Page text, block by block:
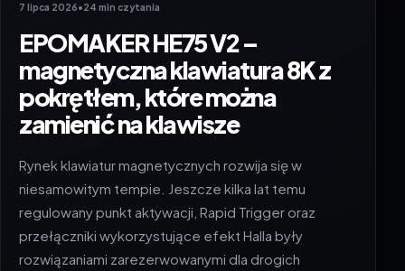
7 lipca 2026•24 min czytania
EPOMAKER HE75 V2 –
magnetyczna klawiatura 8K z
pokrętłem, które można
zamienić na klawisze
Rynek klawiatur magnetycznych rozwija się w
niesamowitym tempie. Jeszcze kilka lat temu
regulowany punkt aktywacji, Rapid Trigger oraz
przełączniki wykorzystujące efekt Halla były
rozwiązaniami zarezerwowanymi dla drogich